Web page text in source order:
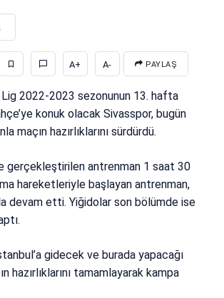
A+ A- PAYLAŞ
2022-2023 sezonunun 13. hafta
konuk olacak Sivasspor, bugün
maçın hazırlıklarını sürdürdü.
gerçekleştirilen antrenman 1 saat 30
hareketleriyle başlayan antrenman,
devam etti. Yiğidolar son bölümde ise
gidecek ve burada yapacağı
hazırlıklarını tamamlayarak kampa